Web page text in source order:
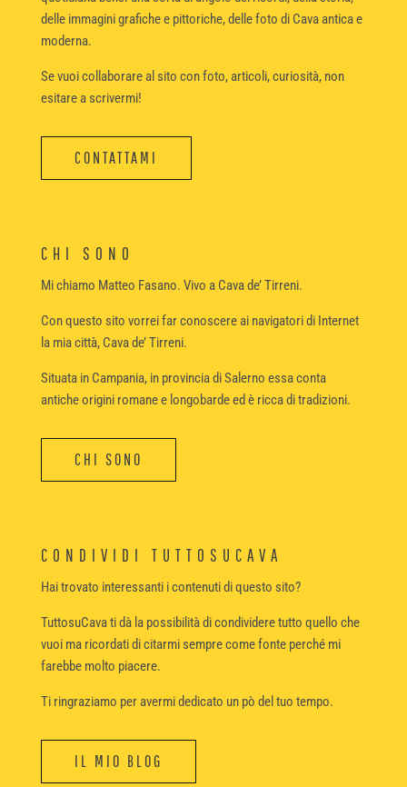
delle immagini grafiche e pittoriche, delle foto di Cava antica e
moderna.
Se vuoi collaborare al sito con foto, articoli, curiosità, non
esitare a scrivermi!
CONTATTAMI
CHI SONO
Mi chiamo Matteo Fasano. Vivo a Cava de’ Tirreni.
Con questo sito vorrei far conoscere ai navigatori di Internet
la mia città, Cava de’ Tirreni.
Situata in Campania, in provincia di Salerno essa conta
antiche origini romane e longobarde ed è ricca di tradizioni.
CHI SONO
CONDIVIDI TUTTOSUCAVA
Hai trovato interessanti i contenuti di questo sito?
TuttosuCava ti dà la possibilità di condividere tutto quello che
vuoi ma ricordati di citarmi sempre come fonte perché mi
farebbe molto piacere.
Ti ringraziamo per avermi dedicato un pò del tuo tempo.
IL MIO BLOG